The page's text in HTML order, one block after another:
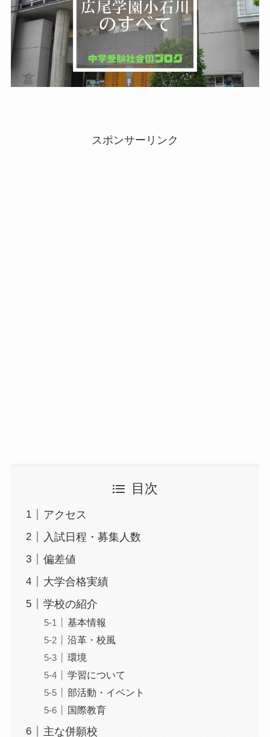
スポンサーリンク
目次
アクセス
入試日程・募集人数
偏差値
大学合格実績
学校の紹介
基本情報
沿革・校風
環境
学習について
部活動・イベント
国際教育
主な併願校